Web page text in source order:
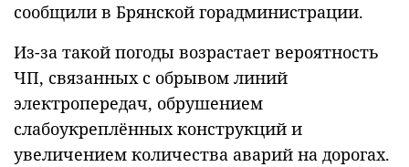
сообщили в Брянской горадминистрации.
Из-за такой погоды возрастает вероятность
ЧП, связанных с обрывом линий
электропередач, обрушением
слабоукреплённых конструкций и
увеличением количества аварий на дорогах.